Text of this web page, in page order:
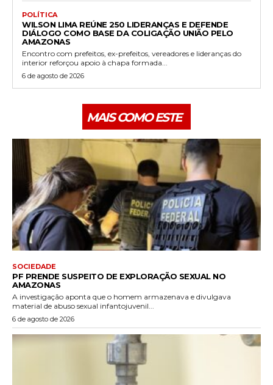
POLÍTICA
WILSON LIMA REÚNE 250 LIDERANÇAS E DEFENDE
DIÁLOGO COMO BASE DA COLIGAÇÃO UNIÃO PELO
AMAZONAS
Encontro com prefeitos, ex-prefeitos, vereadores e lideranças do
interior reforçou apoio à chapa formada...
6 de agosto de 2026
MAIS COMO ESTE
SOCIEDADE
PF PRENDE SUSPEITO DE EXPLORAÇÃO SEXUAL NO
AMAZONAS
A investigação aponta que o homem armazenava e divulgava
material de abuso sexual infantojuvenil...
6 de agosto de 2026